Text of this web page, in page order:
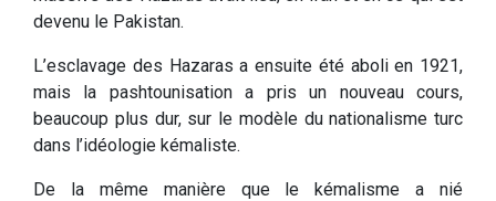
devenu le Pakistan.
L’esclavage des Hazaras a ensuite été aboli en 1921,
mais la pashtounisation a pris un nouveau cours,
beaucoup plus dur, sur le modèle du nationalisme turc
dans l’idéologie kémaliste.
De la même manière que le kémalisme a nié